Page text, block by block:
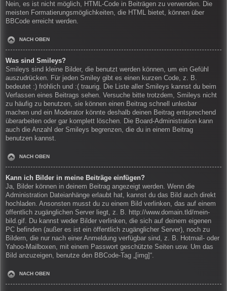
Nein, es ist nicht möglich, HTML-Code in Beiträgen zu verwenden. Die
meisten Formatierungsmöglichkeiten, die HTML bietet, können über
BBCode erreicht werden.
NACH OBEN
Was sind Smileys?
Smileys sind kleine Bilder, die benutzt werden können, um ein Gefühl
auszudrücken. Für jeden Smiley gibt es einen kurzen Code, z. B.
bedeutet :) fröhlich und :( traurig. Die Liste aller Smileys kannst du beim
Verfassen eines Beitrags sehen. Versuche bitte trotzdem, Smileys nicht
zu häufig zu benutzen, sie können einen Beitrag schnell unlesbar
machen und ein Moderator könnte deshalb deinen Beitrag entsprechend
überarbeiten oder gar komplett löschen. Die Board-Administration kann
auch die Anzahl der Smileys begrenzen, die du in einem Beitrag
benutzen kannst.
NACH OBEN
Kann ich Bilder in meine Beiträge einfügen?
Ja, Bilder können in deinem Beitrag angezeigt werden. Wenn die
Administration Dateianhänge erlaubt hat, kannst du das Bild auch direkt
hochladen. Ansonsten musst du zu einem Bild verlinken, das auf einem
öffentlich zugänglichen Server liegt, z. B. http://www.domain.tld/mein-
bild.gif. Du kannst weder Bilder verlinken, die sich auf deinem eigenen
PC befinden (außer es ist ein öffentlich zugänglicher Server), noch zu
Bildern, die nur nach einer Anmeldung verfügbar sind, z. B. Hotmail- oder
Yahoo-Mailboxen, mit einem Passwort geschützte Seiten usw. Um das
Bild anzuzeigen, benutze den BBCode-Tag „[img]“.
NACH OBEN